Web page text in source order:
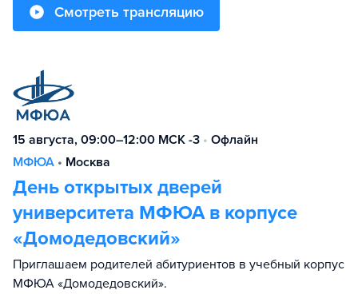
Смотреть трансляцию
15 августа, 09:00–12:00 МСК -3 • Офлайн
МФЮА • Москва
День открытых дверей
университета МФЮА в корпусе
«Домодедовский»
Приглашаем родителей абитуриентов в учебный корпус
МФЮА «Домодедовский».